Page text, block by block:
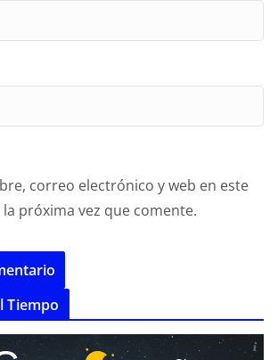
correo electrónico y web en este
próxima vez que comente.
Tiempo